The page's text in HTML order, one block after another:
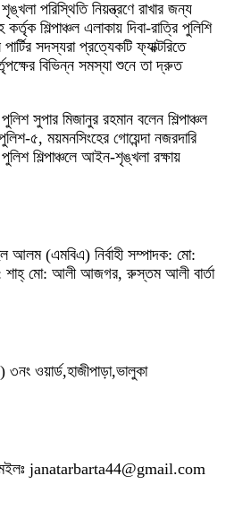
পরিস্থিতি নিয়ন্ত্রণে রাখার জন্য
শিল্পাঞ্চল এলাকায় দিবা-রাত্রি পুলিশি
সদস্যরা প্রত্যেকটি ফ্যাক্টরিতে
বিভিন্ন সমস্যা শুনে তা দ্রুত
সুপার মিজানুর রহমান বলেন শিল্পাঞ্চল
৫, ময়মনসিংহের গোয়েন্দা নজরদারি
শিল্পাঞ্চলে আইন-শৃঙ্খলা রক্ষায়
(এমবিএ) নির্বাহী সম্পাদক: মো:
শাহ্ মো: আলী আজগর, রুস্তম আলী বার্তা
ওয়ার্ড,হাজীপাড়া,ভালুকা
janatarbarta44@gmail.com